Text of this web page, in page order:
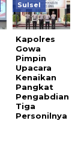
Sulsel
Kapolres
Gowa
Pimpin
Upacara
Kenaikan
Pangkat
Pengabdian
Tiga
Personilnya